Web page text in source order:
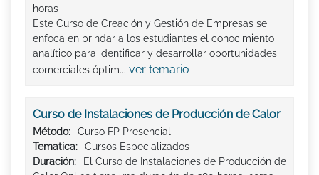
horas
Este Curso de Creación y Gestión de Empresas se
enfoca en brindar a los estudiantes el conocimiento
analítico para identificar y desarrollar oportunidades
comerciales óptim... ver temario
Curso de Instalaciones de Producción de Calor
Método:
Curso FP Presencial
Tematica:
Cursos Especializados
Duración:
El Curso de Instalaciones de Producción de